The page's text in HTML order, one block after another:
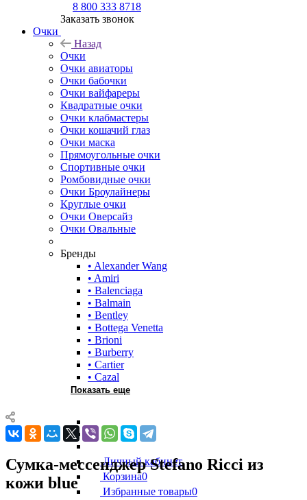
8 800 333 8718
Заказать звонок
Очки
Назад
Очки
Очки авиаторы
Очки бабочки
Очки вайфареры
Квадратные очки
Очки клабмастеры
Очки кошачий глаз
Очки маска
Прямоугольные очки
Спортивные очки
Ромбовидные очки
Очки Броулайнеры
Круглые очки
Очки Оверсайз
Очки Овальные
Бренды
• Alexander Wang
• Amiri
• Balenciaga
• Balmain
• Bentley
• Bottega Venetta
• Brioni
• Burberry
• Cartier
• Cazal
Показать еще
Личный кабинет
Корзина0
Избранные товары0
Сумка-мессенджер Stefano Ricci из
кожи blue